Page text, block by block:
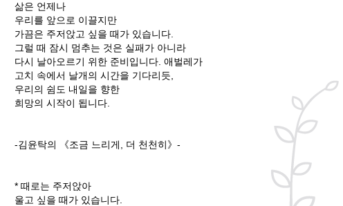
삶은 언제나
우리를 앞으로 이끌지만
가끔은 주저앉고 싶을 때가 있습니다.
그럴 때 잠시 멈추는 것은 실패가 아니라
다시 날아오르기 위한 준비입니다. 애벌레가
고치 속에서 날개의 시간을 기다리듯,
우리의 쉼도 내일을 향한
희망의 시작이 됩니다.
-김윤탁의 《조금 느리게, 더 천천히》-
* 때로는 주저앉아
울고 싶을 때가 있습니다.